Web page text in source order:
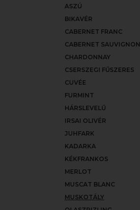
ASZÚ
BIKAVÉR
CABERNET FRANC
CABERNET SAUVIGNON
CHARDONNAY
CSERSZEGI FŰSZERES
CUVÉE
FURMINT
HÁRSLEVELŰ
IRSAI OLIVÉR
JUHFARK
KADARKA
KÉKFRANKOS
MERLOT
MUSCAT BLANC
MUSKOTÁLY